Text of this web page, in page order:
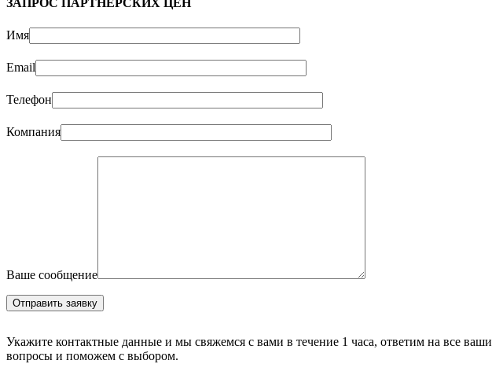
ЗАПРОС ПАРТНЁРСКИХ ЦЕН
Имя
Email
Телефон
Компания
Ваше сообщение
Укажите контактные данные и мы свяжемся с вами в течение 1 часа, ответим на все ваши
вопросы и поможем с выбором.